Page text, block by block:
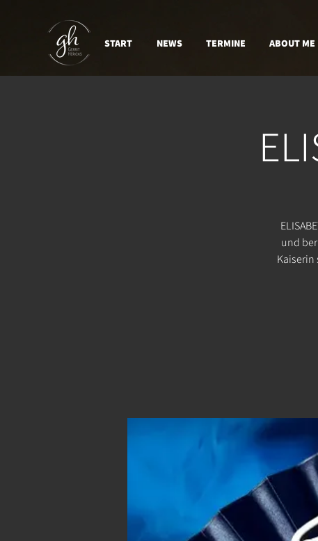
START NEWS TERMINE ABOUT ME
und